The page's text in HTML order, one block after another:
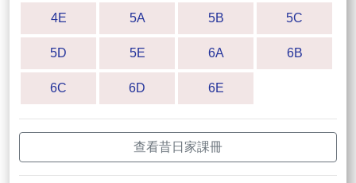
4E 5A 5B 5C
5D 5E 6A 6B
6C 6D 6E
查看昔日家課冊